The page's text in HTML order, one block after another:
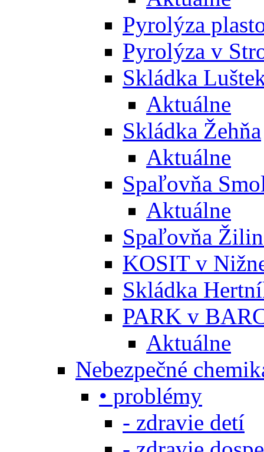
Pyrolýza
Pyrolýza v
Skládka
Aktuálne
Skládka Žehňa
Aktuálne
Spaľovňa
Aktuálne
Spaľovňa
KOSIT v
Skládka
PARK v
Aktuálne
Nebezpečné
• problémy
- zdravie detí